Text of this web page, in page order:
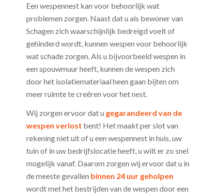
Een wespennest kan voor behoorlijk wat
problemen zorgen. Naast dat u als bewoner van
Schagen zich waarschijnlijk bedreigd voelt of
gehinderd wordt, kunnen wespen voor behoorlijk
wat schade zorgen. Als u bijvoorbeeld wespen in
een spouwmuur heeft, kunnen de wespen zich
door het isolatiemateriaal heen gaan bijten om
meer ruimte te creëren voor het nest.
Wij zorgen ervoor dat u gegarandeerd van de
wespen verlost bent! Het maakt per slot van
rekening niet uit of u een wespennest in huis, uw
tuin of in uw bedrijfslocatie heeft, u wilt er zo snel
mogelijk vanaf. Daarom zorgen wij ervoor dat u in
de meeste gevallen binnen 24 uur geholpen
wordt met het bestrijden van de wespen door een